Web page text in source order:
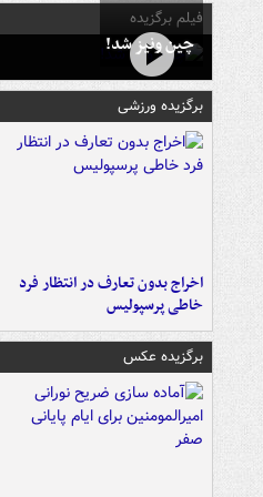
فیلم برگزیده
چین ونیز شد!
برگزیده ورزشی
اخراج بدون تعارف در انتظار فرد
خاطی پرسپولیس
برگزیده عکس